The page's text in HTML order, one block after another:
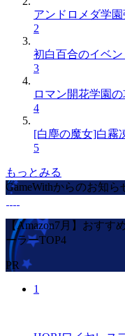
アンドロメダ学
2
初白百合のイベ
3
ロマン開花学園
4
[白塵の魔女]白霧
5
もっとみる
GameWithからのお知ら
【Amazon7月】おす
ーラーTOP4
PR
1